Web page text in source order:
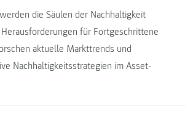
die Säulen der Nachhaltigkeit
für Fortgeschrittene
aktuelle Markttrends und
Nachhaltigkeitsstrategien im Asset-